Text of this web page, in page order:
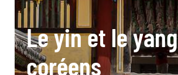
Le yin et le yang
coréens